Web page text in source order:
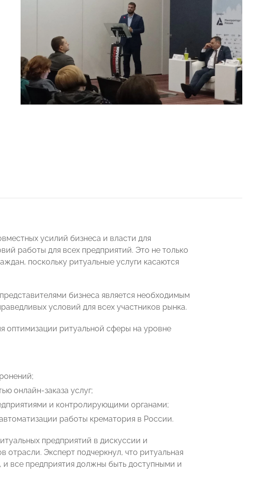
усилий бизнеса и власти для
работы для всех предприятий. Это не только
поскольку ритуальные услуги касаются
бизнеса является необходимым
условий для всех участников рынка.
оптимизации ритуальной сферы на уровне
онлайн-заказа услуг;
и контролирующими органами;
работы крематория в России.
предприятий в дискуссии и
отрасли. Эксперт подчеркнул, что ритуальная
все предприятия должны быть доступными и